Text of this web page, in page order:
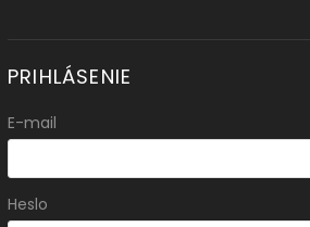
PRIHLÁSENIE
E-mail
Heslo